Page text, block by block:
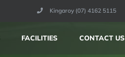
Kingaroy (07) 4162 5115
FACILITIES CONTACT US